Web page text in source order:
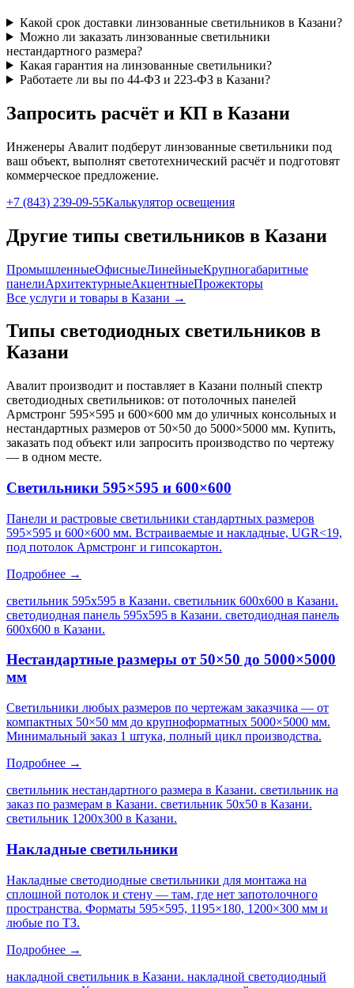
Какой срок доставки линзованные светильников в Казани?
Можно ли заказать линзованные светильники
нестандартного размера?
Какая гарантия на линзованные светильники?
Работаете ли вы по 44-ФЗ и 223-ФЗ в Казани?
Запросить расчёт и КП в Казани
Инженеры Авалит подберут линзованные светильники под
ваш объект, выполнят светотехнический расчёт и подготовят
коммерческое предложение.
+7 (843) 239-09-55Калькулятор освещения
Другие типы светильников в Казани
ПромышленныеОфисныеЛинейныеКрупногабаритные
панелиАрхитектурныеАкцентныеПрожекторы
Все услуги и товары в Казани →
Типы светодиодных светильников в
Казани
Авалит производит и поставляет в Казани полный спектр
светодиодных светильников: от потолочных панелей
Армстронг 595×595 и 600×600 мм до уличных консольных и
нестандартных размеров от 50×50 до 5000×5000 мм. Купить,
заказать под объект или запросить производство по чертежу
— в одном месте.
Светильники 595×595 и 600×600
Панели и растровые светильники стандартных размеров
595×595 и 600×600 мм. Встраиваемые и накладные, UGR<19,
под потолок Армстронг и гипсокартон.
Подробнее →
светильник 595х595 в Казани. светильник 600х600 в Казани.
светодиодная панель 595х595 в Казани. светодиодная панель
600х600 в Казани.
Нестандартные размеры от 50×50 до 5000×5000
мм
Светильники любых размеров по чертежам заказчика — от
компактных 50×50 мм до крупноформатных 5000×5000 мм.
Минимальный заказ 1 штука, полный цикл производства.
Подробнее →
светильник нестандартного размера в Казани. светильник на
заказ по размерам в Казани. светильник 50х50 в Казани.
светильник 1200х300 в Казани.
Накладные светильники
Накладные светодиодные светильники для монтажа на
сплошной потолок и стену — там, где нет запотолочного
пространства. Форматы 595×595, 1195×180, 1200×300 мм и
любые по ТЗ.
Подробнее →
накладной светильник в Казани. накладной светодиодный